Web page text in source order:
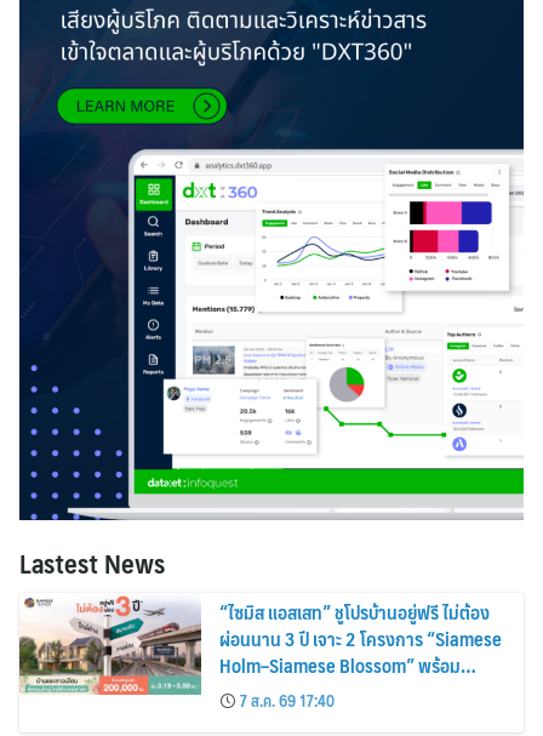
Lastest News
“ไซมิส แอสเสท” ชูโปรบ้านอยู่ฟรี ไม่ต้อง
ผ่อนนาน 3 ปี เจาะ 2 โครงการ “Siamese
Holm–Siamese Blossom” พร้อม
ส่วนลดและสิทธิพิเศษถึง 31 สิงหาคม
2569
7 ส.ค. 69 17:40